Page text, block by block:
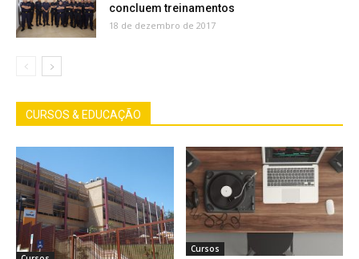
concluem treinamentos
18 de dezembro de 2017
CURSOS & EDUCAÇÃO
Cursos